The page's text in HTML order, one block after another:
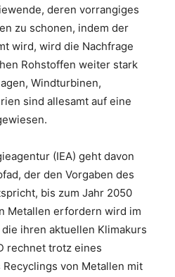
deren vorrangiges
zu schonen, indem der
wird, wird die Nachfrage
Rohstoffen weiter stark
Windturbinen,
sind allesamt auf eine
(IEA) geht davon
der den Vorgaben des
bis zum Jahr 2050
Metallen erfordern wird im
ihren aktuellen Klimakurs
rechnet trotz eines
von Metallen mit